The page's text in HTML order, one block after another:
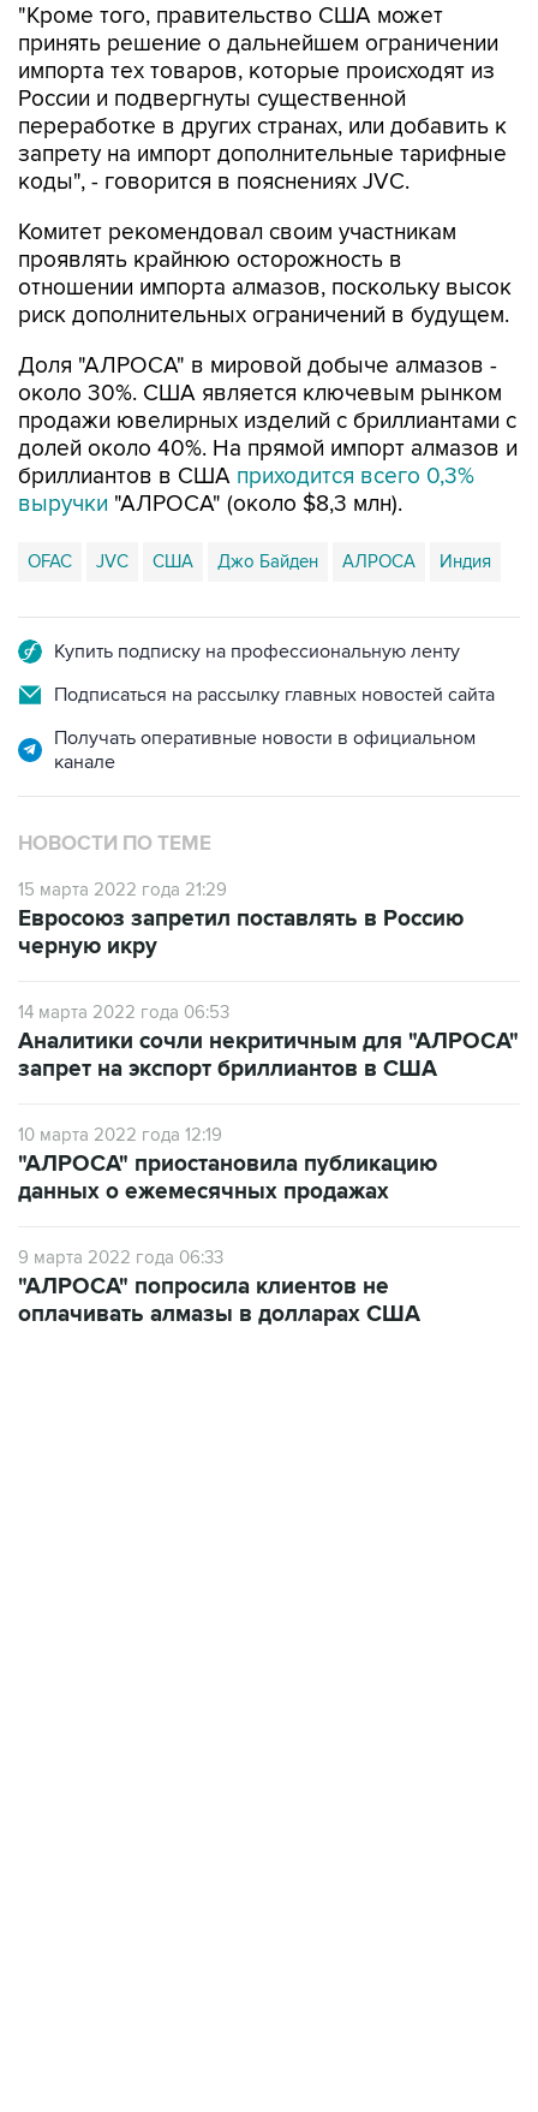
"Кроме того, правительство США может
принять решение о дальнейшем ограничении
импорта тех товаров, которые происходят из
России и подвергнуты существенной
переработке в других странах, или добавить к
запрету на импорт дополнительные тарифные
коды", - говорится в пояснениях JVC.
Комитет рекомендовал своим участникам
проявлять крайнюю осторожность в
отношении импорта алмазов, поскольку высок
риск дополнительных ограничений в будущем.
Доля "АЛРОСА" в мировой добыче алмазов -
около 30%. США является ключевым рынком
продажи ювелирных изделий с бриллиантами с
долей около 40%. На прямой импорт алмазов и
бриллиантов в США приходится всего 0,3%
выручки "АЛРОСА" (около $8,3 млн).
OFAC JVC США Джо Байден АЛРОСА Индия
Купить подписку на профессиональную ленту
Подписаться на рассылку главных новостей сайта
Получать оперативные новости в официальном
канале
НОВОСТИ ПО ТЕМЕ
15 марта 2022 года 21:29
Евросоюз запретил поставлять в Россию
черную икру
14 марта 2022 года 06:53
Аналитики сочли некритичным для "АЛРОСА"
запрет на экспорт бриллиантов в США
10 марта 2022 года 12:19
"АЛРОСА" приостановила публикацию
данных о ежемесячных продажах
9 марта 2022 года 06:33
"АЛРОСА" попросила клиентов не
оплачивать алмазы в долларах США